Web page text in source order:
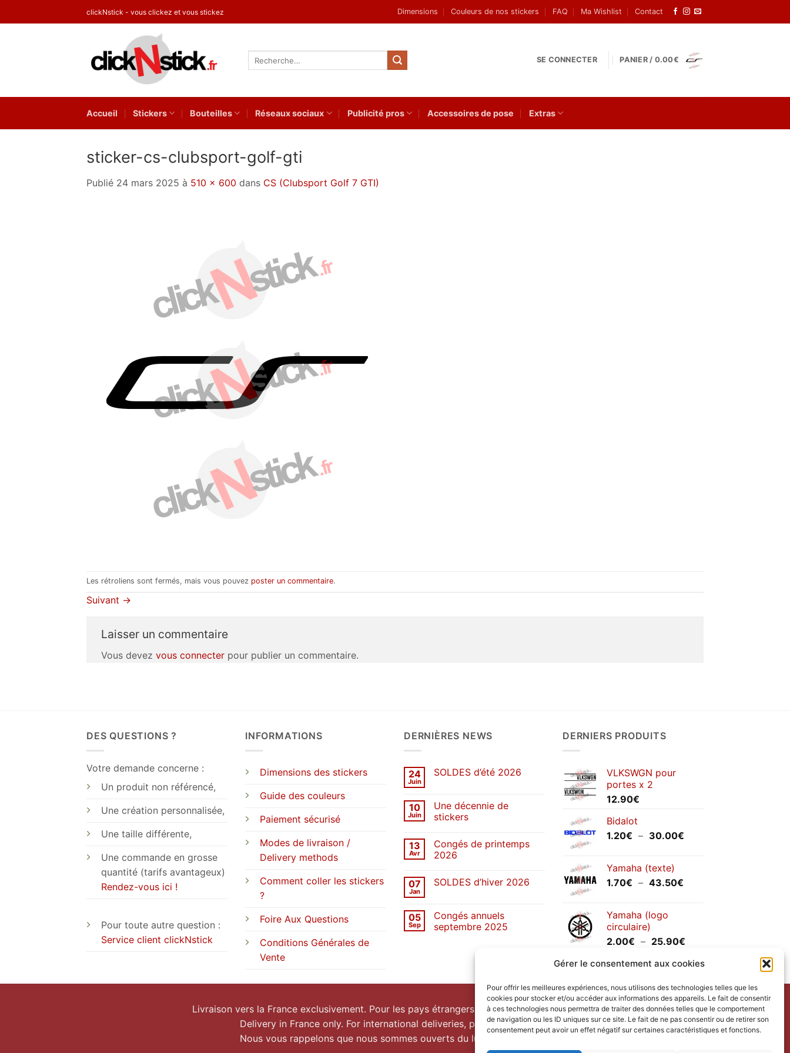
Gérer le consentement aux cookies
Pour offrir les meilleures expériences, nous utilisons des technologies telles que les
cookies pour stocker et/ou accéder aux informations des appareils. Le fait de consentir
à ces technologies nous permettra de traiter des données telles que le comportement
de navigation ou les ID uniques sur ce site. Le fait de ne pas consentir ou de retirer son
consentement peut avoir un effet négatif sur certaines caractéristiques et fonctions.
au
clickNstick - vous clickez et vous stickez Dimensions Couleurs de nos stickers FAQ Ma Wishlist Contact
SE CONNECTER PANIER / 0.00€
Accueil Stickers Bouteilles Réseaux sociaux Publicité pros Accessoires de pose Extras
sticker-cs-clubsport-golf-gti
Publié 24 mars 2025 à 510 × 600 dans CS (Clubsport Golf 7 GTI)
Les rétroliens sont fermés, mais vous pouvez poster un commentaire.
Suivant →
Laisser un commentaire
Vous devez vous connecter pour publier un commentaire.
DES QUESTIONS ?
Votre demande concerne :
Un produit non référencé,
Une création personnalisée,
Une taille différente,
Une commande en grosse
quantité (tarifs avantageux)
Rendez-vous ici !
Pour toute autre question :
Service client clickNstick
INFORMATIONS
Dimensions des stickers
Guide des couleurs
Paiement sécurisé
Modes de livraison /
Delivery methods
Comment coller les stickers
?
Foire Aux Questions
Conditions Générales de
Vente
DERNIÈRES NEWS
24
Juin
SOLDES d’été 2026
SOLDES
d’été
2026
10
Juin
Une décennie de
stickers
sur
Une
décennie
13
Avr
Congés de printemps
2026
sur
2026
07
Jan
SOLDES d’hiver 2026
SOLDES
d’hiver
2026
05
Sep
Congés annuels
septembre 2025
2025
DERNIERS PRODUITS
VLKSWGN pour
portes x 2
12.90€
Bidalot
1.20€ – 30.00€
Yamaha (texte)
1.70€ – 43.50€
43.50€
Yamaha (logo
circulaire)
2.00€ – 25.90€
prix :
à
25.90€
Livraison vers la France exclusivement. Pour les pays étrangers, prenezcontactavec nous.
Delivery in France only. For international deliveries, pleasecontact us.
Nous vous rappelons que nous sommes ouverts du lundi au vendredi.